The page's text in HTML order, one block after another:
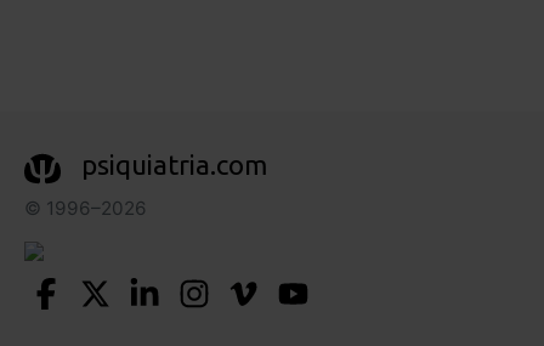
psiquiatria.com
© 1996–2026